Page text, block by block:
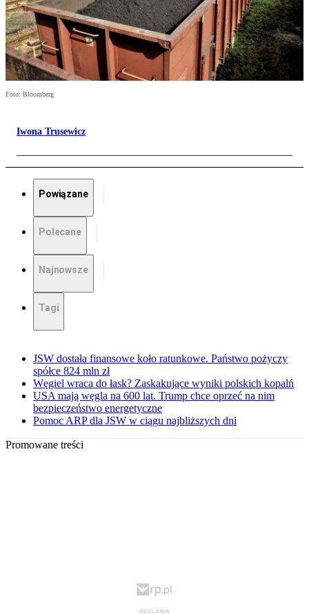
Foto: Bloomberg
Iwona Trusewicz
Powiązane
Polecane
Najnowsze
Tagi
JSW dostała finansowe koło ratunkowe. Państwo pożyczy
spółce 824 mln zł
Węgiel wraca do łask? Zaskakujące wyniki polskich kopalń
USA mają węgla na 600 lat. Trump chce oprzeć na nim
bezpieczeństwo energetyczne
Pomoc ARP dla JSW w ciągu najbliższych dni
Promowane treści